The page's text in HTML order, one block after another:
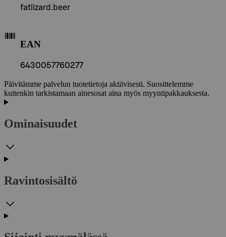
fatlizard.beer
EAN
6430057760277
Päivitämme palvelun tuotetietoja aktiivisesti. Suosittelemme
kuitenkin tarkistamaan ainesosat aina myös myyntipakkauksesta.
Ominaisuudet
Ravintosisältö